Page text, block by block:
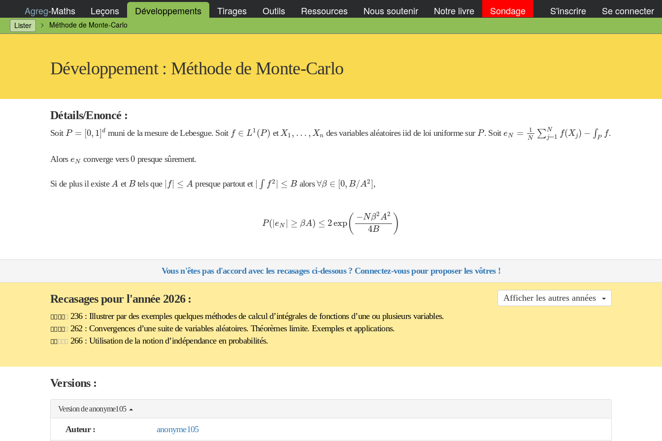
Agreg-Maths Leçons Développements Tirages Outils Ressources Nous soutenir Notre livre Sondage S'inscrire Se connecter
Lister Méthode de Monte-Carlo
Développement : Méthode de Monte-Carlo
Détails/Enoncé :
Soit P = [0, 1]d
P= ,1 d
muni de la mesure de Lebesgue. Soit f ∈ L1(P)
∈ 1( P) etX1, … , Xn
X1 n des variables aléatoires iid de loi uniforme sur P
P. Soit eN = 1
N ∑N
j=1 f(Xj) − ∫P f
N ∑j= 1N X −
.
Alors eN
eN converge vers0
0 presque sûrement.
Si de plus il existeA
A et B
Btels que | f| ≤ A
| |≤ A presque partout et | ∫ f2 | ≤ B
| f2 ≤B
alors∀β ∈ [0, B/A2]
∀β [0 B/ A 2] ,
P(|eN | ≥ βA) ≤ 2exp( −Nβ2A2
4B )
N A24 B)
Vous n'êtes pas d'accord avec les recasages ci-dessous ? Connectez-vous pour proposer les vôtres !
Afficher les autres années
Recasages pour l'année 2026 :
236 : Illustrer par des exemples quelques méthodes de calcul d’intégrales de fonctions d’une ou plusieurs variables.
262 : Convergences d’une suite de variables aléatoires. Théorèmes limite. Exemples et applications.
266 : Utilisation de la notion d’indépendance en probabilités.
Versions :
Version de anonyme105
Auteur : anonyme105